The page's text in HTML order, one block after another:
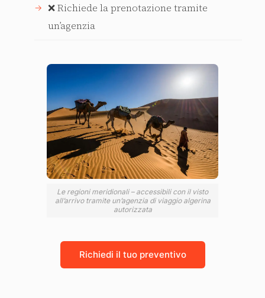
❌ Richiede la prenotazione tramite
un’agenzia
Le regioni meridionali – accessibili con il visto
all’arrivo tramite un’agenzia di viaggio algerina
autorizzata
Richiedi il tuo preventivo